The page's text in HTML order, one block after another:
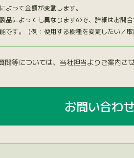
よって金額が変動します。
品によっても異なりますので、詳細はお問合
です。（例：使用する樹種を変更したい／
等については、当社担当よりご案内さ
お問い合わ